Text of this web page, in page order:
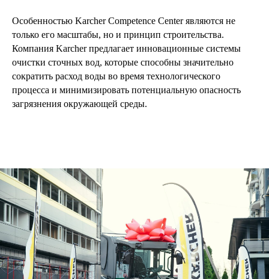
Особенностью Karcher Competence Center являются не
только его масштабы, но и принцип строительства.
Компания Karcher предлагает инновационные системы
очистки сточных вод, которые способны значительно
сократить расход воды во время технологического
процесса и минимизировать потенциальную опасность
загрязнения окружающей среды.